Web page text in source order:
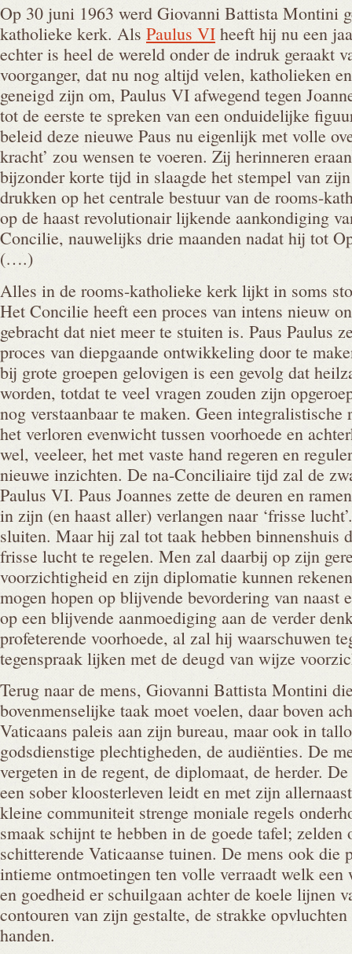
Op 30 juni 1963 werd Giovanni Battista Montini
katholieke kerk. Als Paulus VI heeft hij nu een
echter is heel de wereld onder de indruk geraakt
voorganger, dat nu nog altijd velen, katholieken
geneigd zijn om, Paulus VI afwegend tegen
tot de eerste te spreken van een onduidelijke
beleid deze nieuwe Paus nu eigenlijk met volle
kracht’ zou wensen te voeren. Zij herinneren
bijzonder korte tijd in slaagde het stempel van
drukken op het centrale bestuur van de rooms-
op de haast revolutionair lijkende aankondiging
Concilie, nauwelijks drie maanden nadat hij tot
(….)
Alles in de rooms-katholieke kerk lijkt in soms
Het Concilie heeft een proces van intens nieuw
gebracht dat niet meer te stuiten is. Paus Paulus
proces van diepgaande ontwikkeling door te
bij grote groepen gelovigen is een gevolg dat
worden, totdat te veel vragen zouden zijn
nog verstaanbaar te maken. Geen
het verloren evenwicht tussen voorhoede en
wel, veeleer, het met vaste hand regeren en
nieuwe inzichten. De na-Conciliaire tijd zal de
Paulus VI. Paus Joannes zette de deuren en
in zijn (en haast aller) verlangen naar ‘frisse
sluiten. Maar hij zal tot taak hebben binnenshuis
frisse lucht te regelen. Men zal daarbij op zijn
voorzichtigheid en zijn diplomatie kunnen
mogen hopen op blijvende bevordering van naast
op een blijvende aanmoediging aan de verder
profeterende voorhoede, al zal hij waarschuwen
tegenspraak lijken met de deugd van wijze
Terug naar de mens, Giovanni Battista Montini
bovenmenselijke taak moet voelen, daar boven
Vaticaans paleis aan zijn bureau, maar ook in
godsdienstige plechtigheden, de audiënties. De
vergeten in de regent, de diplomaat, de herder.
een sober kloosterleven leidt en met zijn
kleine communiteit strenge moniale regels
smaak schijnt te hebben in de goede tafel;
schitterende Vaticaanse tuinen. De mens ook die
intieme ontmoetingen ten volle verraadt welk
en goedheid er schuilgaan achter de koele lijnen
contouren van zijn gestalte, de strakke
handen.